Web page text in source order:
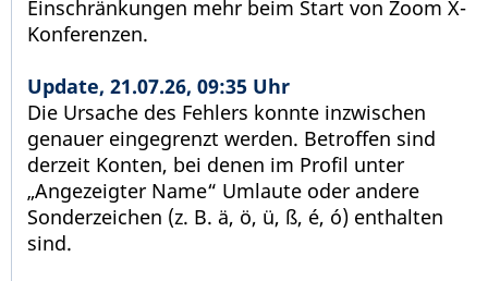
Einschränkungen mehr beim Start von Zoom X-
Konferenzen.
Update, 21.07.26, 09:35 Uhr
Die Ursache des Fehlers konnte inzwischen
genauer eingegrenzt werden. Betroffen sind
derzeit Konten, bei denen im Profil unter
„Angezeigter Name“ Umlaute oder andere
Sonderzeichen (z. B. ä, ö, ü, ß, é, ó) enthalten
sind.